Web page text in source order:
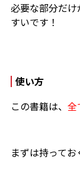
必要な部分だけ
すいです！
使い方
この書籍は、 全
まずは持って